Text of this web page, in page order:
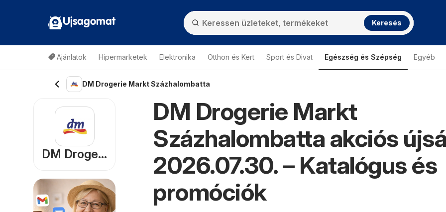
Ujsagomat Keresés
Ajánlatok Hipermarketek Elektronika Otthon és Kert Sport és Divat Egészség és Szépség Egyéb
DM Drogerie Markt Százhalombatta
DM Drogerie Markt
Százhalombatta akciós
2026.07.30. – Katalógus és
promóciók
DM Drogerie Markt